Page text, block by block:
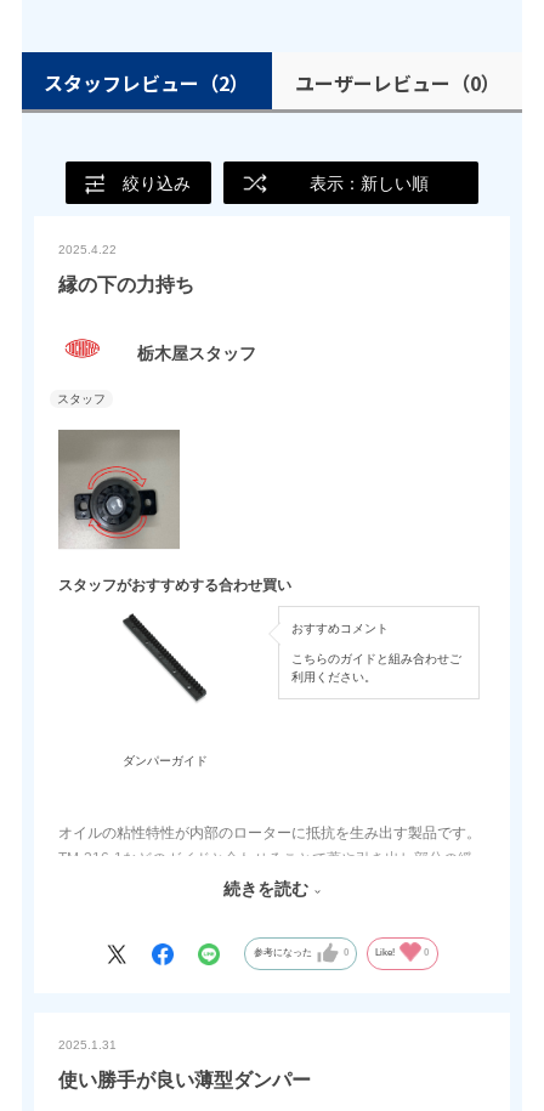
スタッフレビュー （2） ユーザーレビュー （0）
絞り込み 表示：新しい順
2025.4.22
縁の下の力持ち
栃木屋スタッフ
スタッフがおすすめする合わせ買い
ダンパーガイド
おすすめコメント
こちらのガイドと組み合わせご
利用ください。
オイルの粘性特性が内部のローターに抵抗を生み出す製品です。
TM-216-1などのガイドと合わせることで蓋や引き出し部分の緩
衝材として利用でき、ケガなどの防止につながります。
続きを読む
参考になった 0 Like! 0
2025.1.31
使い勝手が良い薄型ダンパー